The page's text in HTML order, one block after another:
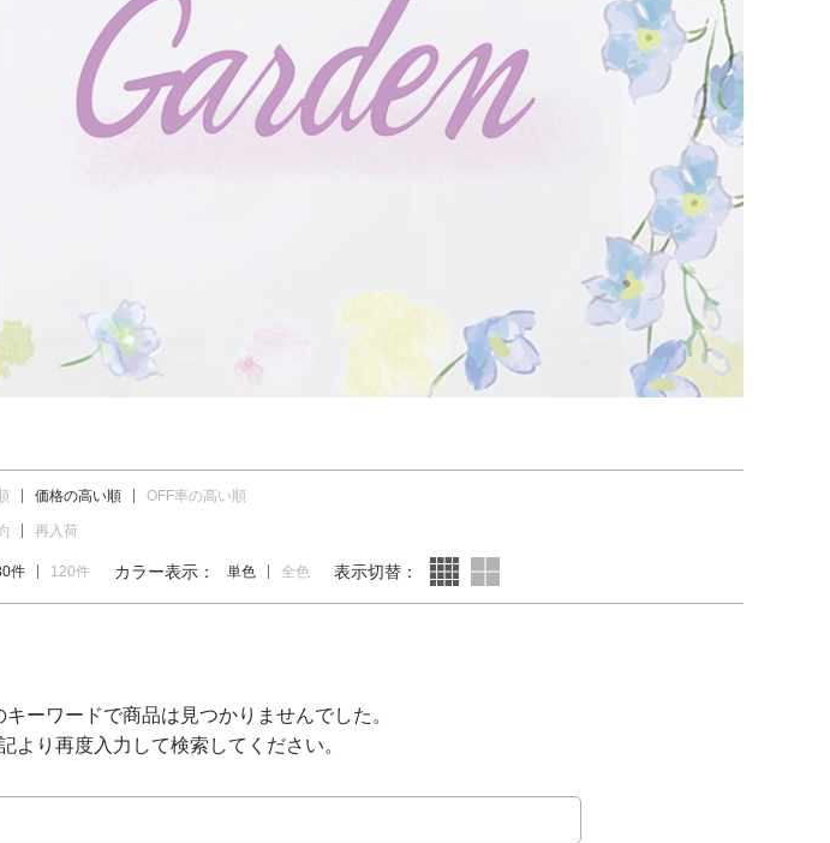
価格の高い順 OFF率の高い順
再入荷
件 120件 カラー表示： 単色 全色 表示切替：
キーワードで商品は見つかりませんでした。
より再度入力して検索してください。